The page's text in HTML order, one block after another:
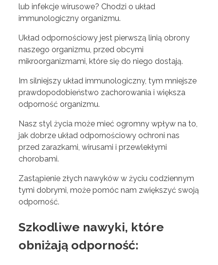
lub infekcje wirusowe? Chodzi o układ
immunologiczny organizmu.
Układ odpornościowy jest pierwszą linią obrony
naszego organizmu, przed obcymi
mikroorganizmami, które się do niego dostają.
Im silniejszy układ immunologiczny, tym mniejsze
prawdopodobieństwo zachorowania i większa
odporność organizmu.
Nasz styl życia może mieć ogromny wpływ na to,
jak dobrze układ odpornościowy ochroni nas
przed zarazkami, wirusami i przewlekłymi
chorobami.
Zastąpienie złych nawyków w życiu codziennym
tymi dobrymi, może pomóc nam zwiększyć swoją
odporność.
Szkodliwe nawyki, które
obniżają odporność: